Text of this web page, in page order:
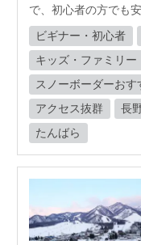
で、初心者の方でも安
ビギナー・初心者
キッズ・ファミリー
スノーボーダーおす
アクセス抜群
長
たんばら